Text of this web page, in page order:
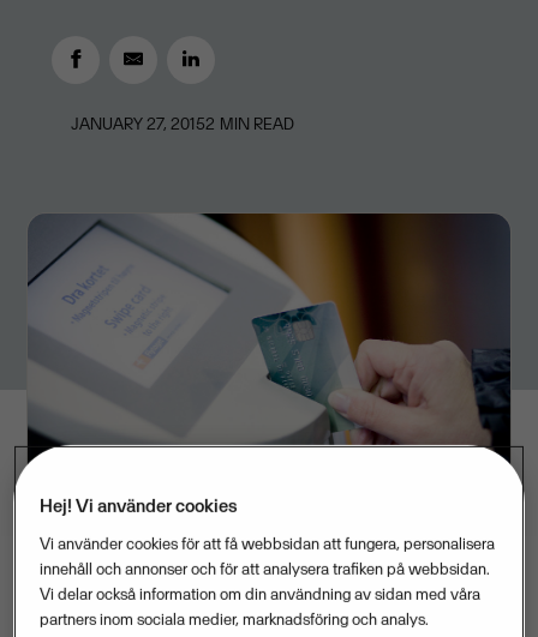
JANUARY 27, 20152 MIN READ
Småföretagare kan spara stora pengar på att utnyttja
Hej! Vi använder cookies
Vi använder cookies för att få webbsidan att fungera, personalisera
innehåll och annonser och för att analysera trafiken på webbsidan.
Vi delar också information om din användning av sidan med våra
partners inom sociala medier, marknadsföring och analys.